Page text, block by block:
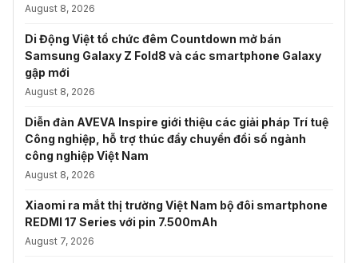
August 8, 2026
Di Động Việt tổ chức đêm Countdown mở bán
Samsung Galaxy Z Fold8 và các smartphone Galaxy
gập mới
August 8, 2026
Diễn đàn AVEVA Inspire giới thiệu các giải pháp Trí tuệ
Công nghiệp, hỗ trợ thúc đẩy chuyển đổi số ngành
công nghiệp Việt Nam
August 8, 2026
Xiaomi ra mắt thị trường Việt Nam bộ đôi smartphone
REDMI 17 Series với pin 7.500mAh
August 7, 2026